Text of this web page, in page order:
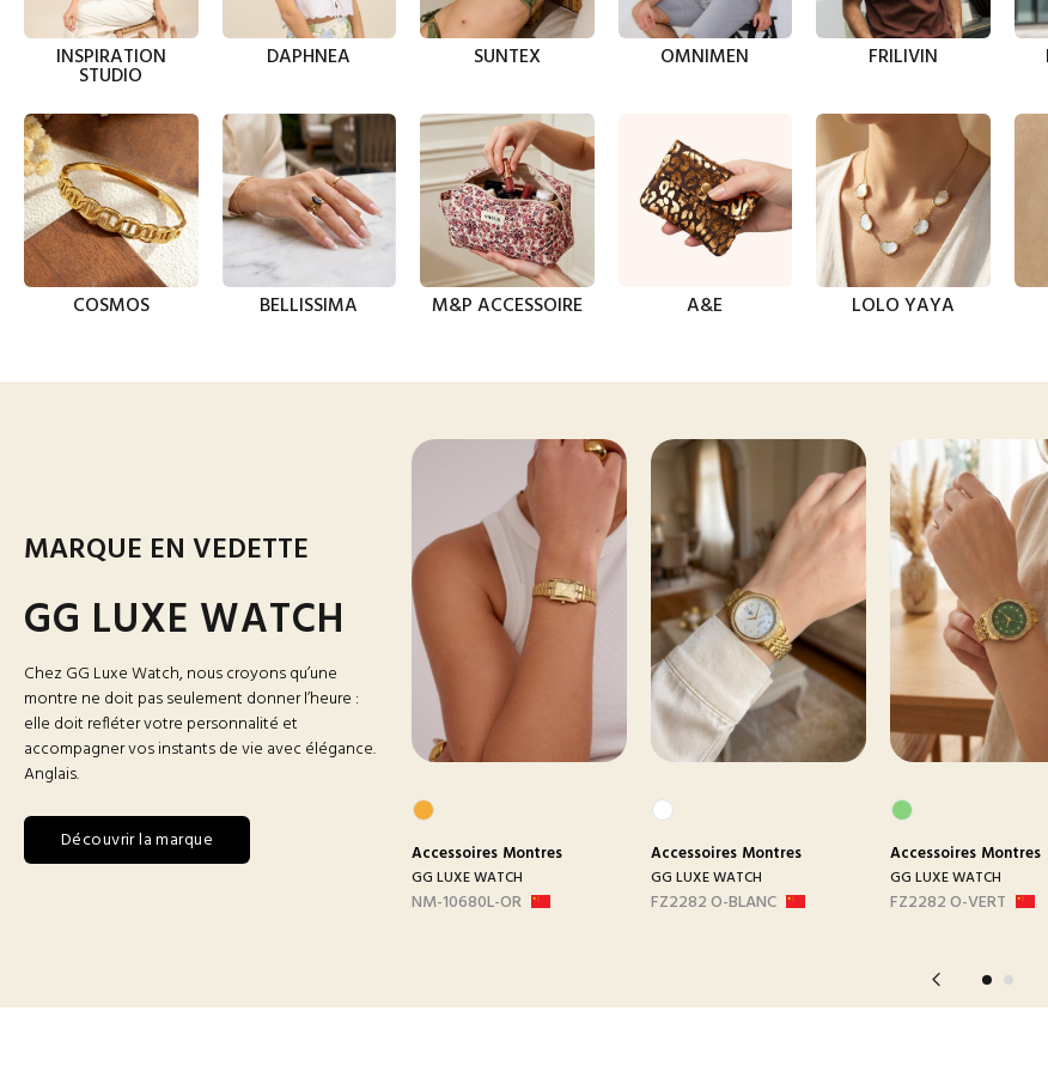
INSPIRATION
STUDIO
DAPHNEA SUNTEX OMNIMEN FRILIVIN
COSMOS BELLISSIMA M&P ACCESSOIRE A&E LOLO YAYA
MARQUE EN VEDETTE
GG LUXE WATCH
Chez GG Luxe Watch, nous croyons qu’une
montre ne doit pas seulement donner l’heure :
elle doit refléter votre personnalité et
accompagner vos instants de vie avec élégance.
Anglais.
Découvrir la marque
Montres Accessoires Accessoires Montres
GG LUXE WATCH
NM-10680L-OR
Accessoires Montres
GG LUXE WATCH
FZ2282 O-BLANC
Accessoires Montres
GG LUXE WATCH
FZ2282 O-VERT